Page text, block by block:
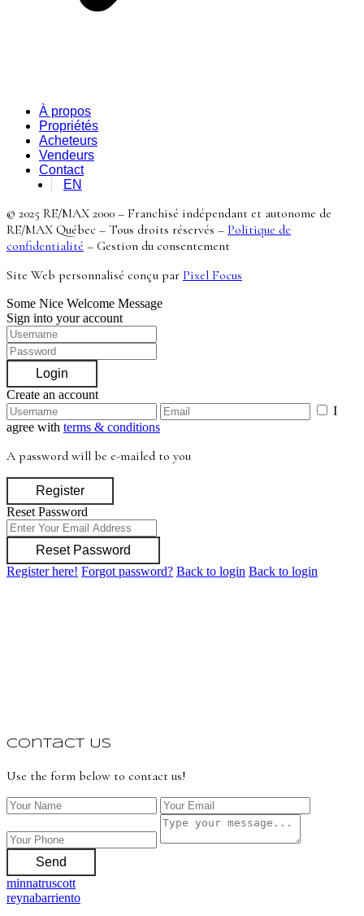
À propos
Propriétés
Acheteurs
Vendeurs
Contact
EN
© 2025 RE/MAX 2000 – Franchisé indépendant et autonome de
RE/MAX Québec – Tous droits réservés – Politique de
confidentialité – Gestion du consentement
Site Web personnalisé conçu par Pixel Focus
Some Nice Welcome Message
Sign into your account
Login
Create an account
I
agree with terms & conditions
A password will be e-mailed to you
Register
Reset Password
Reset Password
Register here! Forgot password? Back to login Back to login
Contact Us
Use the form below to contact us!
Send
minnatruscott
reynabarriento